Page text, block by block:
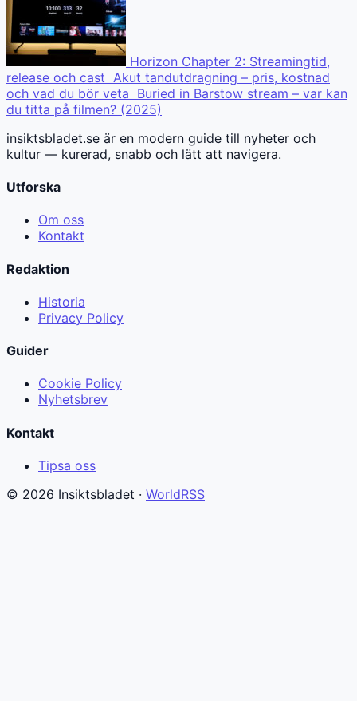
Horizon Chapter 2: Streamingtid,
release och cast Akut tandutdragning – pris, kostnad
och vad du bör veta Buried in Barstow stream – var kan
du titta på filmen? (2025)
insiktsbladet.se är en modern guide till nyheter och
kultur — kurerad, snabb och lätt att navigera.
Utforska
Om oss
Kontakt
Redaktion
Historia
Privacy Policy
Guider
Cookie Policy
Nyhetsbrev
Kontakt
Tipsa oss
© 2026 Insiktsbladet · WorldRSS